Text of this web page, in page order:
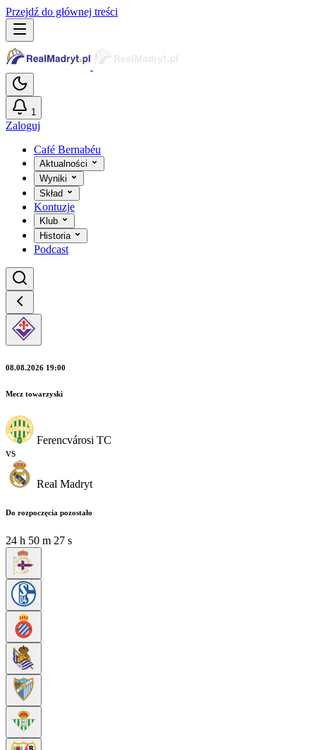
Przejdź do głównej treści
1
Zaloguj
Café Bernabéu
Aktualności
Wyniki
Skład
Kontuzje
Klub
Historia
Podcast
08.08.2026 19:00
Mecz towarzyski
Ferencvárosi TC
vs
Real Madryt
Do rozpoczęcia pozostało
24 h 50 m 27 s